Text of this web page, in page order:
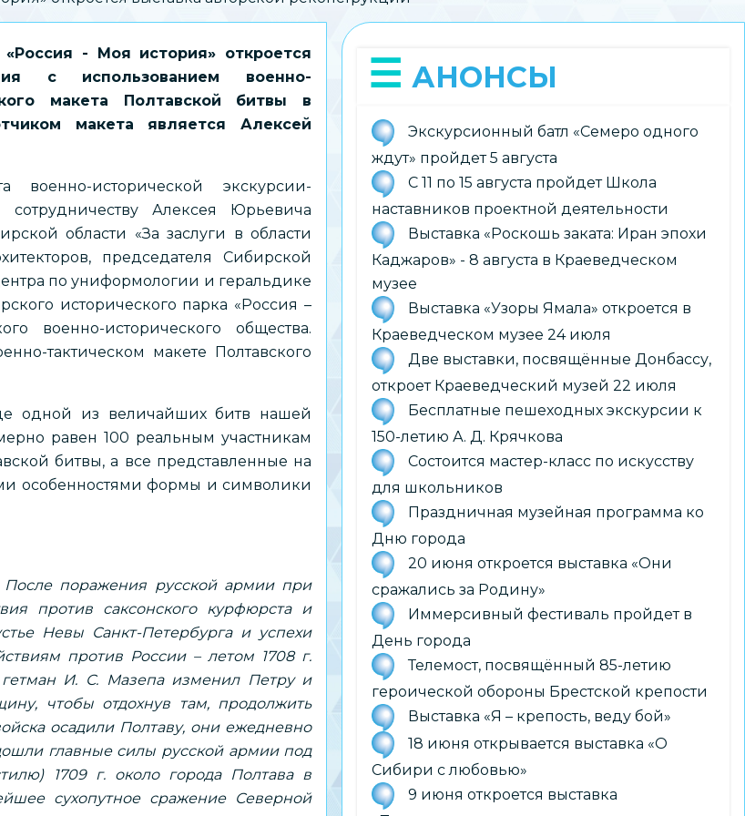
- Моя история» откроется
с использованием военно-
макета Полтавской битвы в
макета является Алексей
исторической экскурсии-
сотрудничеству Алексея Юрьевича
области «За заслуги в области
председателя Сибирской
по униформологии и геральдике
исторического парка «Россия –
военно-исторического общества.
тактическом макете Полтавского
одной из величайших битв нашей
равен 100 реальным участникам
битвы, а все представленные на
особенностями формы и символики
После поражения русской армии при
против саксонского курфюрста и
Невы Санкт-Петербурга и успехи
против России – летом 1708 г.
И. С. Мазепа изменил Петру и
чтобы отдохнув там, продолжить
осадили Полтаву, они ежедневно
главные силы русской армии под
1709 г. около города Полтава в
сухопутное сражение Северной
АНОНСЫ
Экскурсионный батл «Семеро одного
ждут» пройдет 5 августа
С 11 по 15 августа пройдет Школа
наставников проектной деятельности
Выставка «Роскошь заката: Иран эпохи
Каджаров» - 8 августа в Краеведческом
музее
Выставка «Узоры Ямала» откроется в
Краеведческом музее 24 июля
Две выставки, посвящённые Донбассу,
откроет Краеведческий музей 22 июля
Бесплатные пешеходных экскурсии к
150-летию А. Д. Крячкова
Состоится мастер-класс по искусству
для школьников
Праздничная музейная программа ко
Дню города
20 июня откроется выставка «Они
сражались за Родину»
Иммерсивный фестиваль пройдет в
День города
Телемост, посвящённый 85-летию
героической обороны Брестской крепости
Выставка «Я – крепость, веду бой»
18 июня открывается выставка «О
Сибири с любовью»
9 июня откроется выставка